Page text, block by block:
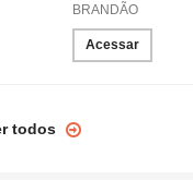
BRANDÃO
Acessar
todos